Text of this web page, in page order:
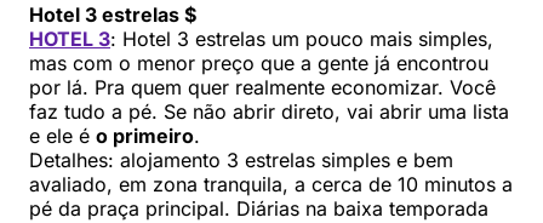
Hotel 3 estrelas $
HOTEL 3: Hotel 3 estrelas um pouco mais simples,
mas com o menor preço que a gente já encontrou
por lá. Pra quem quer realmente economizar. Você
faz tudo a pé. Se não abrir direto, vai abrir uma lista
e ele é o primeiro.
Detalhes: alojamento 3 estrelas simples e bem
avaliado, em zona tranquila, a cerca de 10 minutos a
pé da praça principal. Diárias na baixa temporada